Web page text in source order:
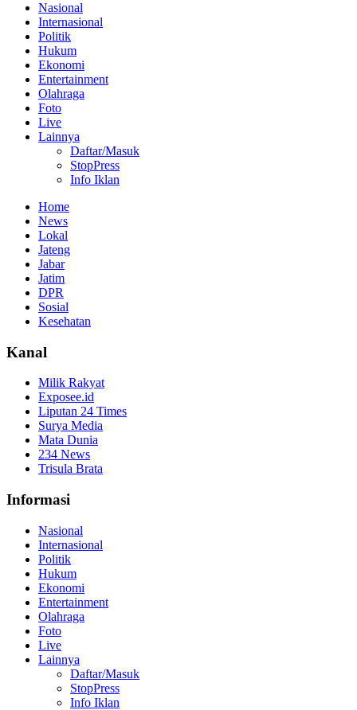
Nasional
Internasional
Politik
Hukum
Ekonomi
Entertainment
Olahraga
Foto
Live
Lainnya
Daftar/Masuk
StopPress
Info Iklan
Home
News
Lokal
Jateng
Jabar
Jatim
DPR
Sosial
Kesehatan
Kanal
Milik Rakyat
Exposee.id
Liputan 24 Times
Surya Media
Mata Dunia
234 News
Trisula Brata
Informasi
Nasional
Internasional
Politik
Hukum
Ekonomi
Entertainment
Olahraga
Foto
Live
Lainnya
Daftar/Masuk
StopPress
Info Iklan